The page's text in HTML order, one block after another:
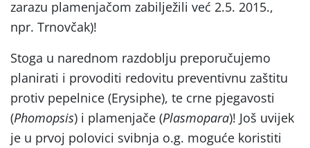
zarazu plamenjačom zabilježili već 2.5. 2015.,
npr. Trnovčak)!
Stoga u narednom razdoblju preporučujemo
planirati i provoditi redovitu preventivnu zaštitu
protiv pepelnice (Erysiphe), te crne pjegavosti
(Phomopsis) i plamenjače (Plasmopara)! Još uvijek
je u prvoj polovici svibnja o.g. moguće koristiti